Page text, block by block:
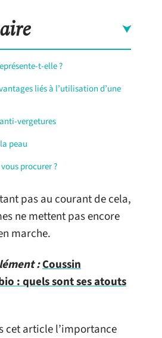
t-elle ?
liés à l’utilisation d’une
vergetures
peau
procurer ?
pas au courant de cela,
ne mettent pas encore
marche.
:Coussin
: quels sont ses atouts
cet article l’importance